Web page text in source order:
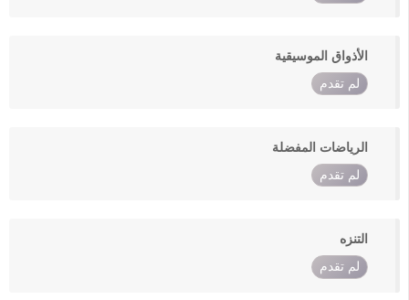
الأذواق الموسيقية
لم تقدم
الرياضات المفضلة
لم تقدم
التنزه
لم تقدم